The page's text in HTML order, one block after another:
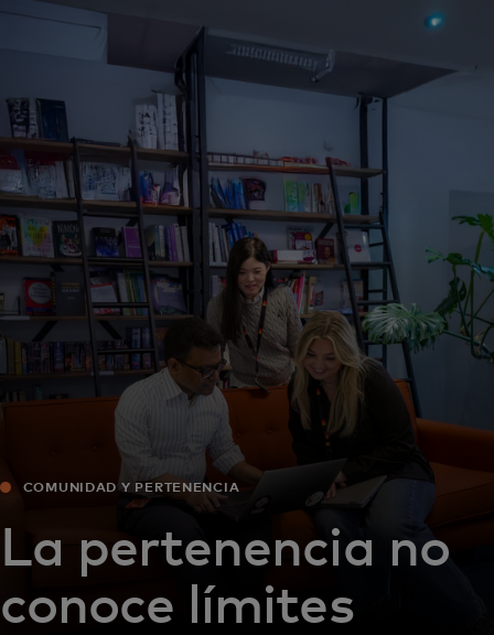
Para ti
Para empresas
Para el mundo
Para innovadores
Noticias y tendencias
COMUNIDAD Y PERTENENCIA
La pertenencia no
conoce límites